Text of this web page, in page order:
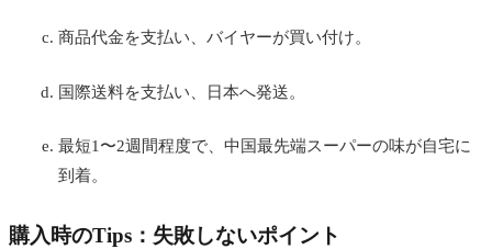
商品代金を支払い、バイヤーが買い付け。
国際送料を支払い、日本へ発送。
最短1〜2週間程度で、中国最先端スーパーの味が自宅に
到着。
購入時のTips：失敗しないポイント